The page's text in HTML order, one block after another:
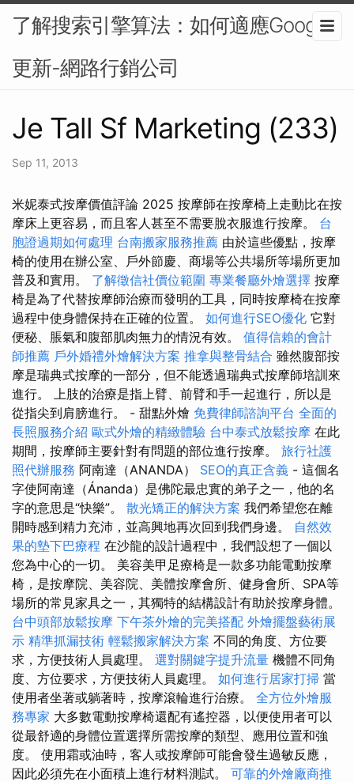
了解搜索引擎算法：如何適應Google
更新-網路行銷公司
Je Tall Sf Marketing (233)
Sep 11, 2013
米妮泰式按摩價值評論 2025 按摩師在按摩椅上走動比在按
摩床上更容易，而且客人甚至不需要脫衣服進行按摩。 台
胞證過期如何處理 台南搬家服務推薦 由於這些優點，按摩
椅的使用在辦公室、戶外節慶、商場等公共場所等場所更加
普及和實用。 了解徵信社價位範圍 專業餐廳外燴選擇 按摩
椅是為了代替按摩師治療而發明的工具，同時按摩椅在按摩
過程中使身體保持在正確的位置。 如何進行SEO優化 它對
便秘、脹氣和腹部肌肉無力的情況有效。 值得信賴的會計
師推薦 戶外婚禮外燴解決方案 推拿與整骨結合 雖然腹部按
摩是瑞典式按摩的一部分，但不能透過瑞典式按摩師培訓來
進行。 上肢的治療是指上臂、前臂和手一起進行，所以是
從指尖到肩膀進行。 - 甜點外燴 免費律師諮詢平台 全面的
長照服務介紹 歐式外燴的精緻體驗 台中泰式放鬆按摩 在此
期間，按摩師主要針對有問題的部位進行按摩。 旅行社護
照代辦服務 阿南達（ANANDA） SEO的真正含義 - 這個名
字使阿南達（Ánanda）是佛陀最忠實的弟子之一，他的名
字的意思是“快樂”。 散光矯正的解決方案 我們希望您在離
開時感到精力充沛，並高興地再次回到我們身邊。 自然效
果的墊下巴療程 在沙龍的設計過程中，我們設想了一個以
您為中心的一切。 美容美甲足療椅是一款多功能電動按摩
椅，是按摩院、美容院、美體按摩會所、健身會所、SPA等
場所的常見家具之一，其獨特的結構設計有助於按摩身體。
台中頭部放鬆按摩 下午茶外燴的完美搭配 外燴擺盤藝術展
示 精準抓漏技術 輕鬆搬家解決方案 不同的角度、方位要
求，方便技術人員處理。 選對關鍵字提升流量 機體不同角
度、方位要求，方便技術人員處理。 如何進行居家打掃 當
使用者坐著或躺著時，按摩滾輪進行治療。 全方位外燴服
務專家 大多數電動按摩椅還配有遙控器，以便使用者可以
從最舒適的身體位置選擇所需按摩的類型、應用位置和強
度。 使用霜或油時，客人或按摩師可能會發生過敏反應，
因此必須先在小面積上進行材料測試。 可靠的外燴廠商推